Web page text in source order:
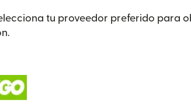
tu proveedor preferido para